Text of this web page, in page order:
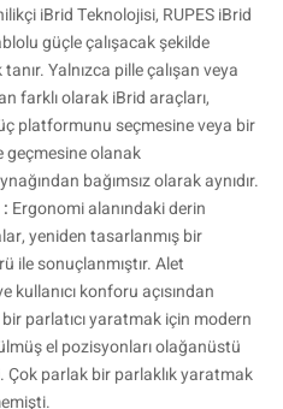
iBrid Teknolojisi, RUPES iBrid
güçle çalışacak şekilde
Yalnızca pille çalışan veya
farklı olarak iBrid araçları,
platformunu seçmesine veya bir
geçmesine olanak
bağımsız olarak aynıdır.
Ergonomi alanındaki derin
yeniden tasarlanmış bir
ile sonuçlanmıştır. Alet
kullanıcı konforu açısından
parlatıcı yaratmak için modern
el pozisyonları olağanüstü
parlak bir parlaklık yaratmak